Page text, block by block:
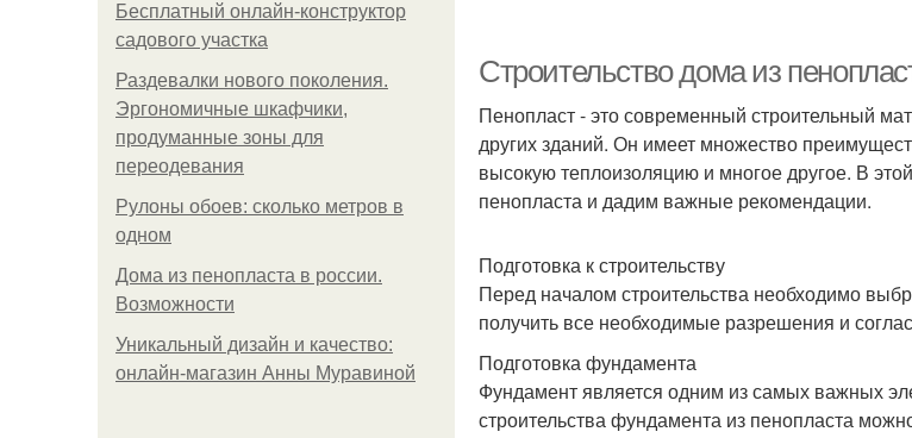
Бесплатный онлайн-конструктор
садового участка
Раздевалки нового поколения.
Эргономичные шкафчики,
продуманные зоны для
переодевания
Рулоны обоев: сколько метров в
одном
Дома из пенопласта в россии.
Возможности
Уникальный дизайн и качество:
онлайн-магазин Анны Муравиной
комнаты
Панели на потолок Потолочные
Строительство дома из
Пенопласт - это современный строительный
других зданий. Он имеет множество
высокую теплоизоляцию и многое другое. В
пенопласта и дадим важные рекомендации.
Подготовка к строительству
Перед началом строительства необходимо
получить все необходимые разрешения и
Подготовка фундамента
Фундамент является одним из самых важных
строительства фундамента из пенопласта